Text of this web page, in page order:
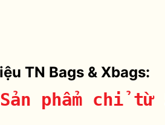
TN Bags & Xbags:
phẩm chỉ từ